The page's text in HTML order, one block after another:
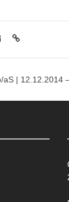
aS | 12.12.2014